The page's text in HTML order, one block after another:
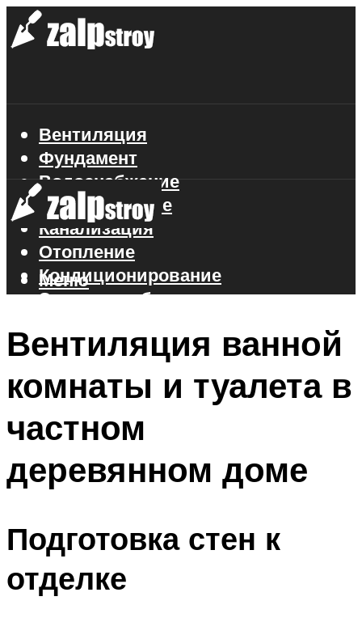
Вентиляция
Фундамент
Водоснабжение
Газоснабжение
Канализация
Отопление
Кондиционирование
Электроснабжение
Меню
Меню
Вентиляция ванной
комнаты и туалета в
частном
деревянном доме
Подготовка стен к
отделке